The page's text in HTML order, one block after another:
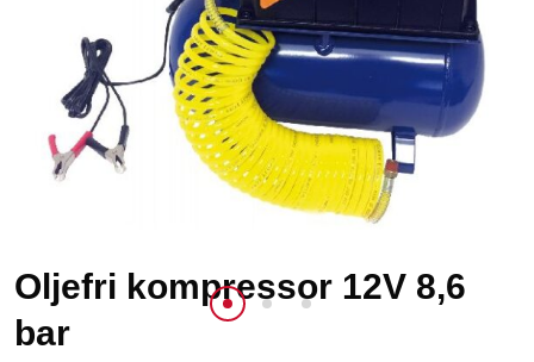
Oljefri kompressor 12V 8,6
bar